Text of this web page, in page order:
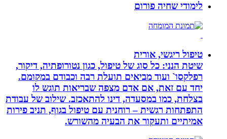
לימודי שחיה פורום
טיפול ריגשי, אורית
שיטת הנני: כל סוג של טיפול, כגון נטורופתיה, דיקור,
רפלקסו` ועוד מביאים תועלת רבה וכבודם במקומם.
יחד עם זאת, אם אדם מצפה שבריאות תוגש לו
בצלחת, כמו במסעדה, דינו להתאכזב. שילוב של עבודת
התפתחות רגשית – רוחנית עם טיפול בגוף, תניב פירות
אמיתיים ותעקור את הבעיה מהשורש.